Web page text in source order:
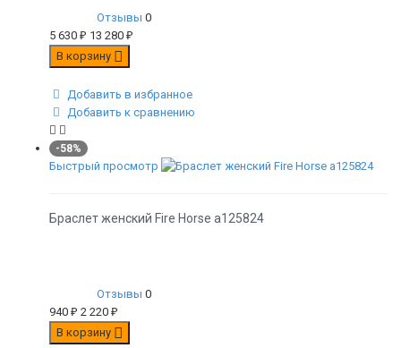
Отзывы 0
5 630 ₽ 13 280 ₽
В корзину
Добавить в избранное
Добавить к сравнению
-58%
Быстрый просмотр
Браслет женский Fire Horse а125824
Отзывы 0
940 ₽ 2 220 ₽
В корзину